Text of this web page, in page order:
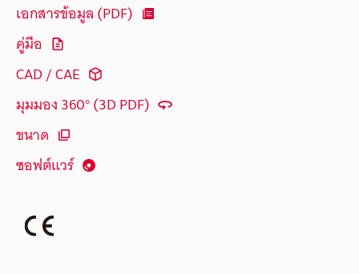
เอกสารข้อมูล (PDF)
คู่มือ
CAD / CAE
มุมมอง 360° (3D PDF)
ขนาด
ซอฟต์แวร์